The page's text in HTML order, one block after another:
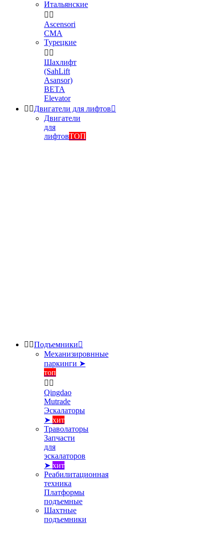
Итальянские
 
Ascensori
CMA
Турецкие
 
Шахлифт
(SahLift
Asansor)
BETA
Elevator
 Двигатели для лифтов
Двигатели
для
лифтовТОП
 Подъемники
Механизировнные
паркинги ➤
топ
 
Qingdao
Mutrade
Эскалаторы
➤ хит
Траволаторы
Запчасти
для
эскалаторов
➤ хит
Реабилитационная
техника
Платформы
подъемные
Шахтные
подъемники